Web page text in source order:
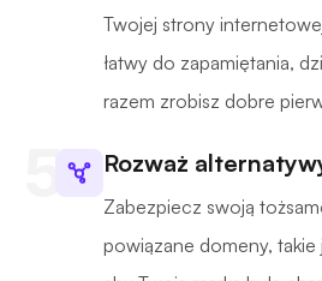
Twojej strony
łatwy do zapamiętania,
razem zrobisz dobre
Rozważ
Zabezpiecz swoją
powiązane domeny,